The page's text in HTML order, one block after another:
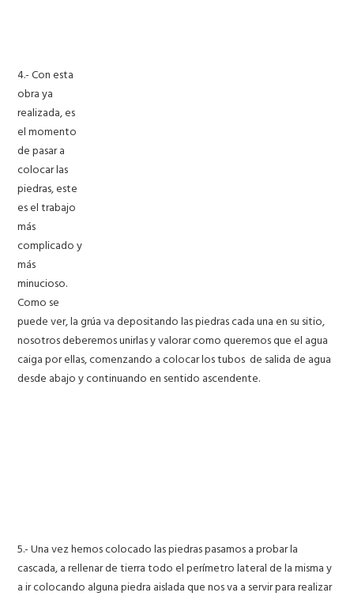
4.- Con esta
obra ya
realizada, es
el momento
de pasar a
colocar las
piedras, este
es el trabajo
más
complicado y
más
minucioso.
Como se
puede ver, la grúa va depositando las piedras cada una en su sitio,
nosotros deberemos unirlas y valorar como queremos que el agua
caiga por ellas, comenzando a colocar los tubos de salida de agua
desde abajo y continuando en sentido ascendente.
5.- Una vez hemos colocado las piedras pasamos a probar la
cascada, a rellenar de tierra todo el perímetro lateral de la misma y
a ir colocando alguna piedra aislada que nos va a servir para realizar